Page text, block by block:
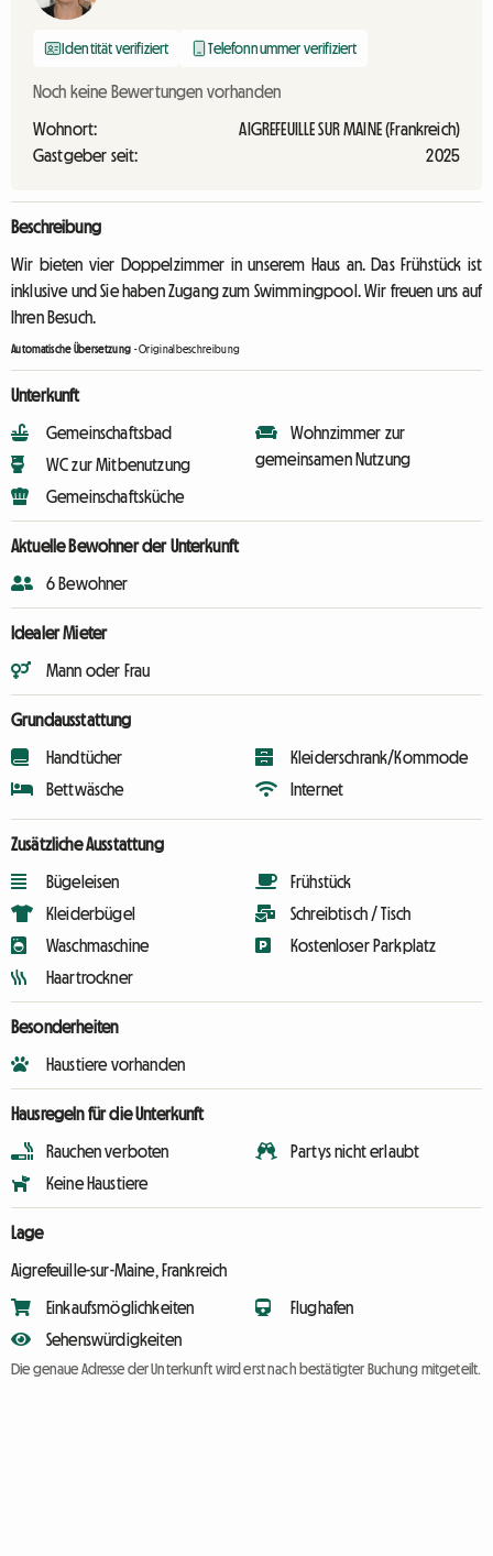
Identität verifiziert Telefonnummer verifiziert
Noch keine Bewertungen vorhanden
Wohnort:
AIGREFEUILLE SUR MAINE (Frankreich)
Gastgeber seit:
2025
Beschreibung
Wir bieten vier Doppelzimmer in unserem Haus an. Das Frühstück ist
inklusive und Sie haben Zugang zum Swimmingpool. Wir freuen uns auf
Ihren Besuch.
Automatische Übersetzung -Originalbeschreibung
Unterkunft
Gemeinschaftsbad
WC zur Mitbenutzung
Gemeinschaftsküche
Wohnzimmer zur
gemeinsamen Nutzung
Aktuelle Bewohner der Unterkunft
6 Bewohner
Idealer Mieter
Mann oder Frau
Grundausstattung
Handtücher
Bettwäsche
Kleiderschrank/Kommode
Internet
Zusätzliche Ausstattung
Bügeleisen
Kleiderbügel
Waschmaschine
Haartrockner
Frühstück
Schreibtisch / Tisch
Kostenloser Parkplatz
Besonderheiten
Haustiere vorhanden
Hausregeln für die Unterkunft
Rauchen verboten
Keine Haustiere
Partys nicht erlaubt
Lage
Aigrefeuille-sur-Maine, Frankreich
Einkaufsmöglichkeiten
Sehenswürdigkeiten
Flughafen
Die genaue Adresse der Unterkunft wird erst nach bestätigter Buchung mitgeteilt.